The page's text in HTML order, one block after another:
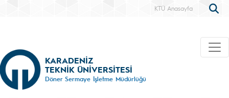
KTÜ Anasayfa
KARADENİZ
TEKNİK ÜNİVERSİTESİ
Döner Sermaye İşletme Müdürlüğü